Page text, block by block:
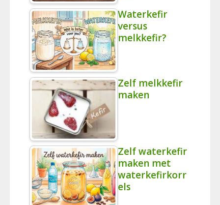
Waterkefir
versus
melkkefir?
Zelf melkkefir
maken
Zelf waterkefir
maken met
waterkefirkorr
els